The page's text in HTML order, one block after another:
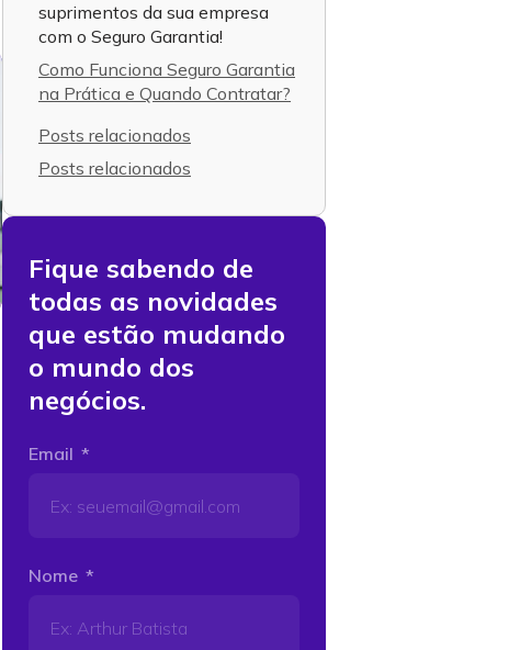
suprimentos da sua empresa
com o Seguro Garantia!
Como Funciona Seguro Garantia
na Prática e Quando Contratar?
Posts relacionados
Posts relacionados
Fique sabendo de
todas as novidades
que estão mudando
o mundo dos
negócios.
Email
Nome